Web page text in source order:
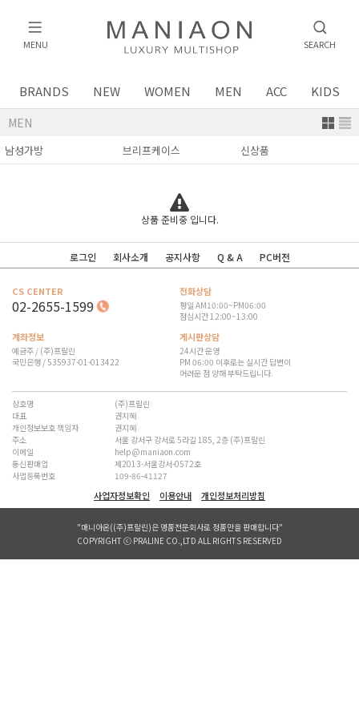
MENU SEARCH
BRANDS NEW WOMEN MEN ACC KIDS
MEN
상품 준비중 입니다.
로그인 회사소개 공지사항 Q & A PC버전
CS CENTER
02-2655-1599
전화상담
평일 AM10:00~PM06:00
점심시간 12:00~13:00
계좌정보
예금주 / (주)프랄린
국민은행 / 535937-01-013422
게시판상담
24시간 운영
PM 06:00 이후로는 실시간 답변이
어려운 점 양해 부탁드립니다.
상호명
(주)프랄린
대표
권지혜
개인정보보호 책임자
권지혜
주소
서울 강서구 강서로 5라길 185, 2층 (주)프랄린
이메일
help@maniaon.com
통신판매업
제2013-서울강서-0572호
사업등록번호
109-86-41127
사업자정보확인 이용안내 개인정보처리방침
"매니아온((주)프랄린)은 명품전문회사로 정품만을 판매합니다"
COPYRIGHT ⓒ PRALINE CO.,LTD ALL RIGHTS RESERVED